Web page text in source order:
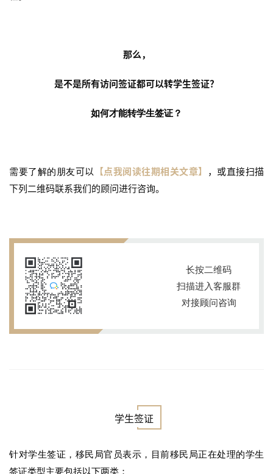
那么，
是不是所有访问签证都可以转学生签证？
如何才能转学生签证？
需要了解的朋友可以 【点我阅读往期相关文章】
，或直接扫描
下列二维码联系我们的顾问进行咨询。
长按二维码
扫描进入客服群
对接顾问咨询
学生签证
针对学生签证， 移民局官员表示，目前移民局正在处理的学生
签证类型主要包括以下两类：